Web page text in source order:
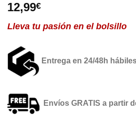
12,99€
Lleva tu pasión en el bolsillo
Entrega en 24/48h
Envíos GRATIS a partir